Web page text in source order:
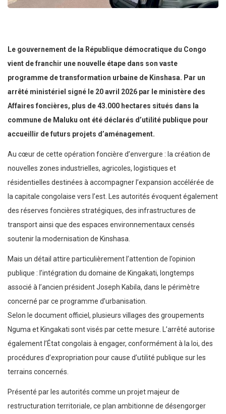
Le gouvernement de la République démocratique du Congo
vient de franchir une nouvelle étape dans son vaste
programme de transformation urbaine de Kinshasa. Par un
arrêté ministériel signé le 20 avril 2026 par le ministère des
Affaires foncières, plus de 43.000 hectares situés dans la
commune de Maluku ont été déclarés d’utilité publique pour
accueillir de futurs projets d’aménagement.
Au cœur de cette opération foncière d’envergure : la création de
nouvelles zones industrielles, agricoles, logistiques et
résidentielles destinées à accompagner l’expansion accélérée de
la capitale congolaise vers l’est. Les autorités évoquent également
des réserves foncières stratégiques, des infrastructures de
transport ainsi que des espaces environnementaux censés
soutenir la modernisation de Kinshasa.
Mais un détail attire particulièrement l’attention de l’opinion
publique : l’intégration du domaine de Kingakati, longtemps
associé à l’ancien président Joseph Kabila, dans le périmètre
concerné par ce programme d’urbanisation.
Selon le document officiel, plusieurs villages des groupements
Nguma et Kingakati sont visés par cette mesure. L’arrêté autorise
également l’État congolais à engager, conformément à la loi, des
procédures d’expropriation pour cause d’utilité publique sur les
terrains concernés.
Présenté par les autorités comme un projet majeur de
restructuration territoriale, ce plan ambitionne de désengorger